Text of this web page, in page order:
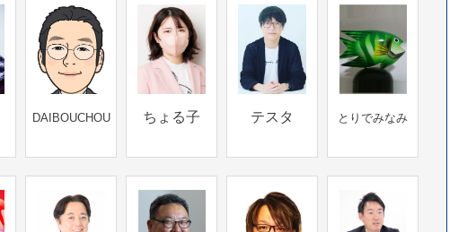
DAIBOUCHOU ちょる子 テスタ とりでみなみ